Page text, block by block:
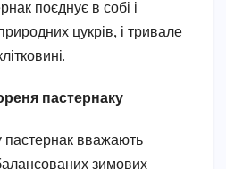
поєднує в собі і
цукрів, і тривале
пастернаку
пастернак вважають
зимових